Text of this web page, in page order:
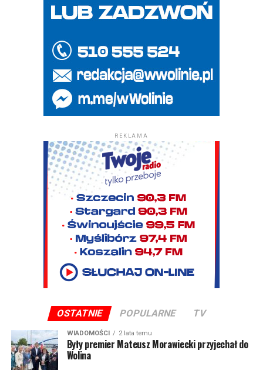
REKLAMA
OSTATNIE POPULARNE TV
WIADOMOŚCI 2 lata temu
Były premier Mateusz Morawiecki przyjechał do
Wolina